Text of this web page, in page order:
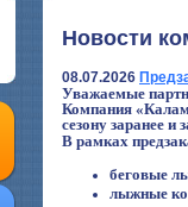
Новости
08.07.2026
Уважаемые
Компания
сезону заранее и
В рамках
беговые
лыжные